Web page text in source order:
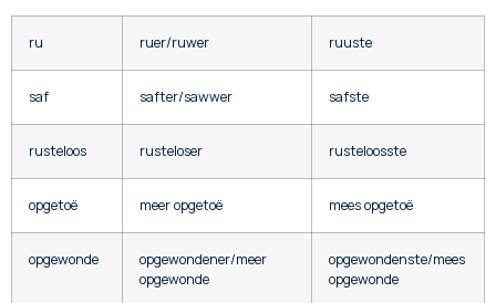
ru ruer/ruwer ruuste
saf safter/sawwer safste
rusteloos rusteloser rusteloosste
opgetoë meer opgetoë mees opgetoë
opgewonde
opgewondener/meer
opgewonde
opgewondenste/mees
opgewonde